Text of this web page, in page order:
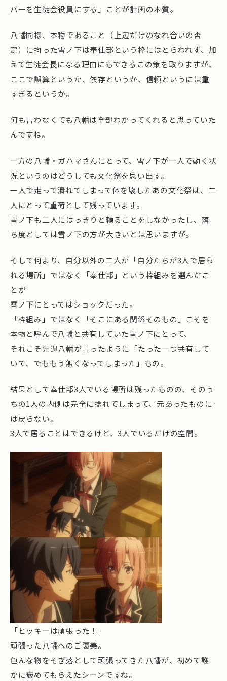
バーを生徒会役員にする」ことが計画の本質。
八幡同様、本物であること（上辺だけのなれ合いの否
定）に拘った雪ノ下は奉仕部という枠にはとらわれず、加
えて生徒会長になる理由にもできるこの策を取りますが、
ここで誤算というか、依存というか、信頼というには重
すぎるというか。
何も言わなくても八幡は全部わかってくれると思っていた
んですね。
一方の八幡・ガハマさんにとって、雪ノ下が一人で動く状
況というのはどうしても文化祭を思い出す。
一人で走って潰れてしまって体を壊したあの文化祭は、二
人にとって重荷として残っています。
雪ノ下も二人にはっきりと頼ることをしなかったし、落
ち度としては雪ノ下の方が大きいとは思いますが。
そして何より、自分以外の二人が「自分たちが3人で居ら
れる場所」ではなく「奉仕部」という枠組みを選んだこ
とが
雪ノ下にとってはショックだった。
「枠組み」ではなく「そこにある関係そのもの」こそを
本物と呼んで八幡と共有していた雪ノ下にとって、
それこそ先週八幡が言ったように「たった一つ共有して
いて、でももう無くなってしまった」もの。
結果として奉仕部3人でいる場所は残ったものの、そのう
ちの1人の内側は完全に捻れてしまって、元あったものに
は戻らない。
3人で居ることはできるけど、3人でいるだけの空間。
「ヒッキーは頑張った！」
頑張った八幡へのご褒美。
色んな物をそぎ落として頑張ってきた八幡が、初めて誰
かに褒めてもらえたシーンですね。